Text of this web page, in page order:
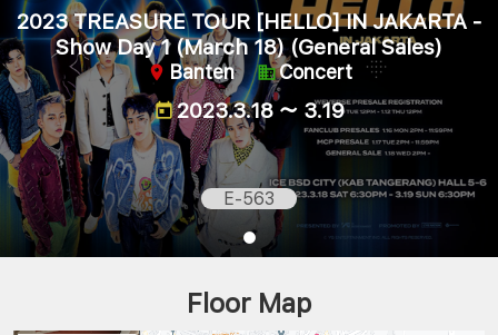
2023 TREASURE TOUR [HELLO] IN JAKARTA -
Show Day 1 (March 18) (General Sales)
Banten Concert
2023.3.18 ～ 3.19
E-563
Floor Map